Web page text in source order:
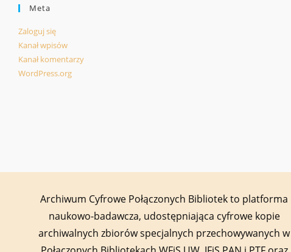
Meta
Zaloguj się
Kanał wpisów
Kanał komentarzy
WordPress.org
Archiwum Cyfrowe Połączonych Bibliotek to platforma
naukowo-badawcza, udostępniająca cyfrowe kopie
archiwalnych zbiorów specjalnych przechowywanych w